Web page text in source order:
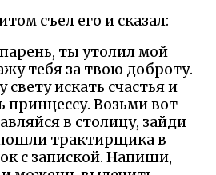
съел его и сказал:
ты утолил мой
тебя за твою доброту.
искать счастья и
Возьми вот
в столицу, зайди
трактирщика в
с запиской. Напиши,